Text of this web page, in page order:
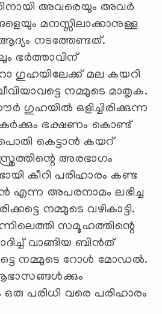
അവരെയും അവര്‍
മനസ്സിലാക്കാനുള്ള
നടത്തേണ്ടത്.
ഭര്‍ത്താവിന്
ഗുഹയിലേക്ക് മല കയറി
നമ്മുടെ മാതൃക.
ഗുഹയില്‍ ഒളിച്ചിരിക്കുന്ന
ഭക്ഷണം കൊണ്ട്
കെട്ടാന്‍ കയറ്
അരഭാഗം
കീറി പരിഹാരം കണ്ട
എന്ന അപരനാമം ലഭിച്ച
നമ്മുടെ വഴികാട്ടി.
സമൂഹത്തിന്റെ
വാങ്ങിയ ബിന്‍ത്
നമ്മുടെ റോള്‍ മോഡല്‍.
ഒരു പരിധി വരെ പരിഹാരം